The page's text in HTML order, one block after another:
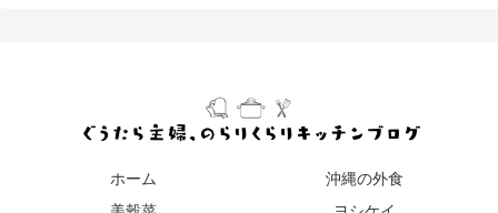
ホーム
沖縄の外食